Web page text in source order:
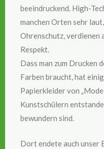
beeindruckend. High-
manchen Orten sehr
Ohrenschutz, verdienen
Respekt.
Dass man zum Drucken
Farben braucht, hat
Papierkleider von
Kunstschülern
bewundern sind.
Dort endete auch unser